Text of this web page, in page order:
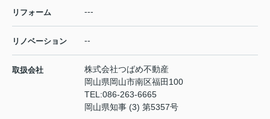
リフォーム ---
リノベーション --
取扱会社
株式会社つばめ不動産
岡山県岡山市南区福田100
TEL:086-263-6665
岡山県知事 (3) 第5357号